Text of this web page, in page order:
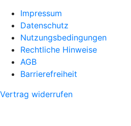
Impressum
Datenschutz
Nutzungsbedingungen
Rechtliche Hinweise
AGB
Barrierefreiheit
Vertrag widerrufen